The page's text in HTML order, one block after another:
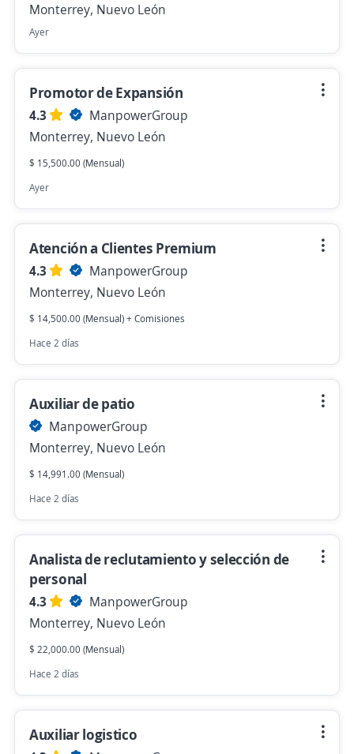
Monterrey, Nuevo León
Ayer
Promotor de Expansión
4.3
ManpowerGroup
Monterrey, Nuevo León
$ 15,500.00 (Mensual)
Ayer
Atención a Clientes Premium
4.3
ManpowerGroup
Monterrey, Nuevo León
$ 14,500.00 (Mensual) + Comisiones
Hace 2 días
Auxiliar de patio
ManpowerGroup
Monterrey, Nuevo León
$ 14,991.00 (Mensual)
Hace 2 días
Analista de reclutamiento y selección de
personal
4.3
ManpowerGroup
Monterrey, Nuevo León
$ 22,000.00 (Mensual)
Hace 2 días
Auxiliar logistico